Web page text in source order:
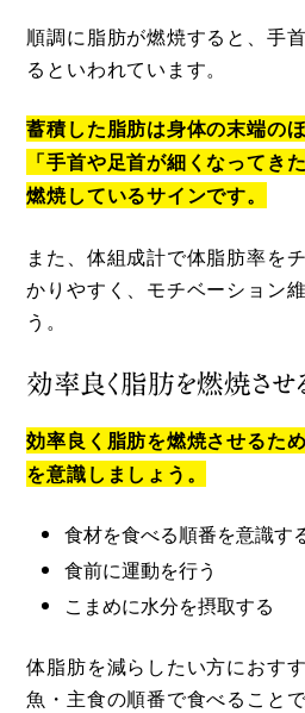
順調に脂肪が燃焼すると、手
るといわれています。
蓄積した脂肪は身体の末端の
「手首や足首が細くなってき
燃焼しているサインです。
また、体組成計で体脂肪率を
かりやすく、モチベーション
う。
効率良く脂肪を燃焼させる
効率良く脂肪を燃焼させるた
を意識しましょう。
食材を食べる順番を意識す
食前に運動を行う
こまめに水分を摂取する
体脂肪を減らしたい方におす
魚・主食の順番で食べることで